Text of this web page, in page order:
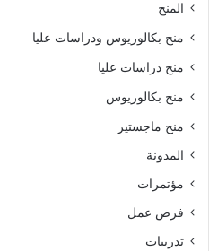
المنح
منح بكالوريوس ودراسات عليا
منح دراسات عليا
منح بكالوريوس
منح ماجستير
المدونة
مؤتمرات
فرص عمل
تدريبات